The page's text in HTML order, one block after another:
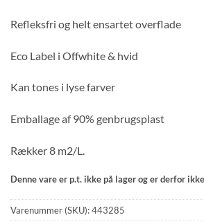
Refleksfri og helt ensartet overflade
Eco Label i Offwhite & hvid
Kan tones i lyse farver
Emballage af 90% genbrugsplast
Rækker 8 m2/L.
Denne vare er p.t. ikke på lager og er derfor
Varenummer (SKU):443285